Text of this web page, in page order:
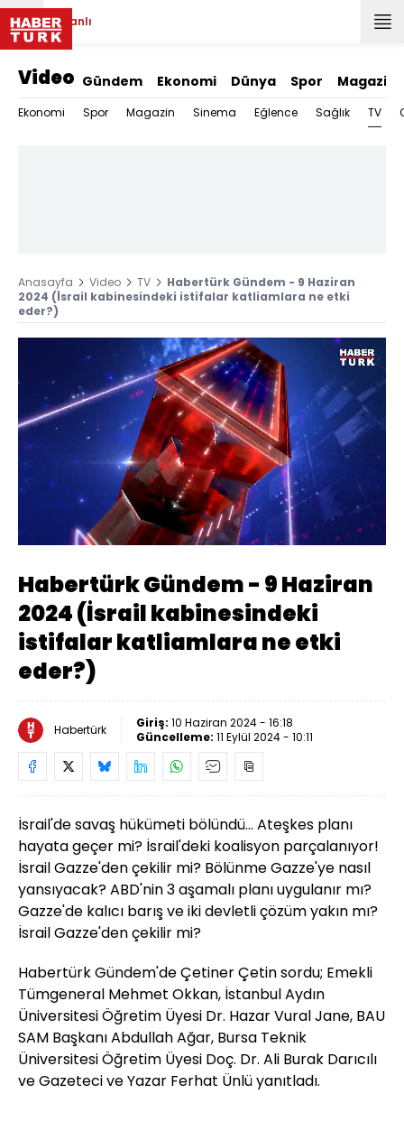
Canlı
Video Gündem Ekonomi Dünya Spor Magazin
Ekonomi Spor Magazin Sinema Eğlence Sağlık TV
Anasayfa Video TV
Habertürk Gündem - 9 Haziran
2024 (İsrail kabinesindeki istifalar katliamlara ne etki
eder?)
Sesi
Aç
:
0.34%
Oynatma
Hızı
Habertürk Gündem - 9 Haziran
2024 (İsrail kabinesindeki
istifalar katliamlara ne etki
eder?)
Habertürk Giriş: 10 Haziran 2024 - 16:18
Güncelleme: 11 Eylül 2024 - 10:11
İsrail'de savaş hükümeti bölündü... Ateşkes planı
hayata geçer mi? İsrail'deki koalisyon parçalanıyor!
İsrail Gazze'den çekilir mi? Bölünme Gazze'ye nasıl
yansıyacak? ABD'nin 3 aşamalı planı uygulanır mı?
Gazze'de kalıcı barış ve iki devletli çözüm yakın mı?
İsrail Gazze'den çekilir mi?
Habertürk Gündem'de Çetiner Çetin sordu; Emekli
Tümgeneral Mehmet Okkan, İstanbul Aydın
Üniversitesi Öğretim Üyesi Dr. Hazar Vural Jane, BAU
SAM Başkanı Abdullah Ağar, Bursa Teknik
Üniversitesi Öğretim Üyesi Doç. Dr. Ali Burak Darıcılı
ve Gazeteci ve Yazar Ferhat Ünlü yanıtladı.